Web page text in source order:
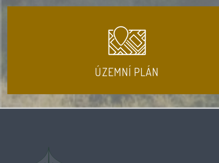
ÚZEMNÍ PLÁN